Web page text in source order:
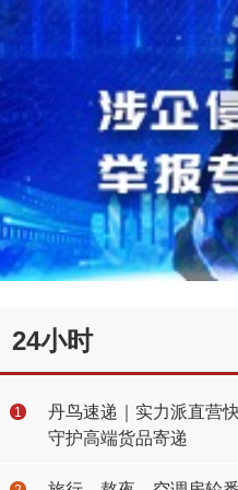
24小时
1
丹鸟速递｜实力派直营
守护高端货品寄递